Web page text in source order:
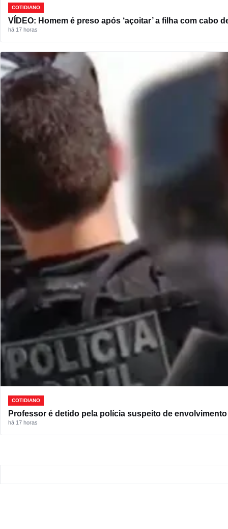
COTIDIANO
VÍDEO: Homem é preso após ‘açoitar’ a filha com cabo
há 17 horas
COTIDIANO
Professor é detido pela polícia suspeito de
há 17 horas